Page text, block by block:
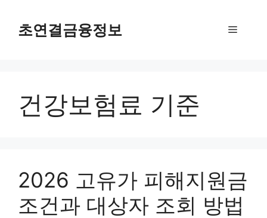
초연결금융정보 메
건강보험료 기준
2026 고유가 피해지원금
조건과 대상자 조회 방법